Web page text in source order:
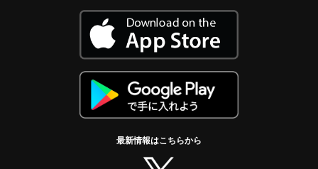
最新情報はこちらから